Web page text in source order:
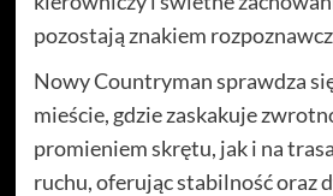
pozostają znakiem
Nowy Countryman sprawdza
mieście, gdzie zaskakuje
promieniem skrętu, jak i na
ruchu, oferując stabilność oraz